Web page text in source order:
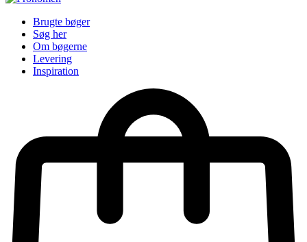
Brugte bøger
Søg her
Om bøgerne
Levering
Inspiration